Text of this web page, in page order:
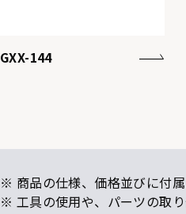
GXX-144
※ 商品の仕様、価格並びに付
※ 工具の使用や、パーツの取